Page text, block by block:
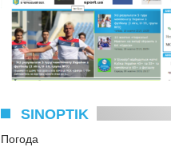
SINOPTIK
Погода